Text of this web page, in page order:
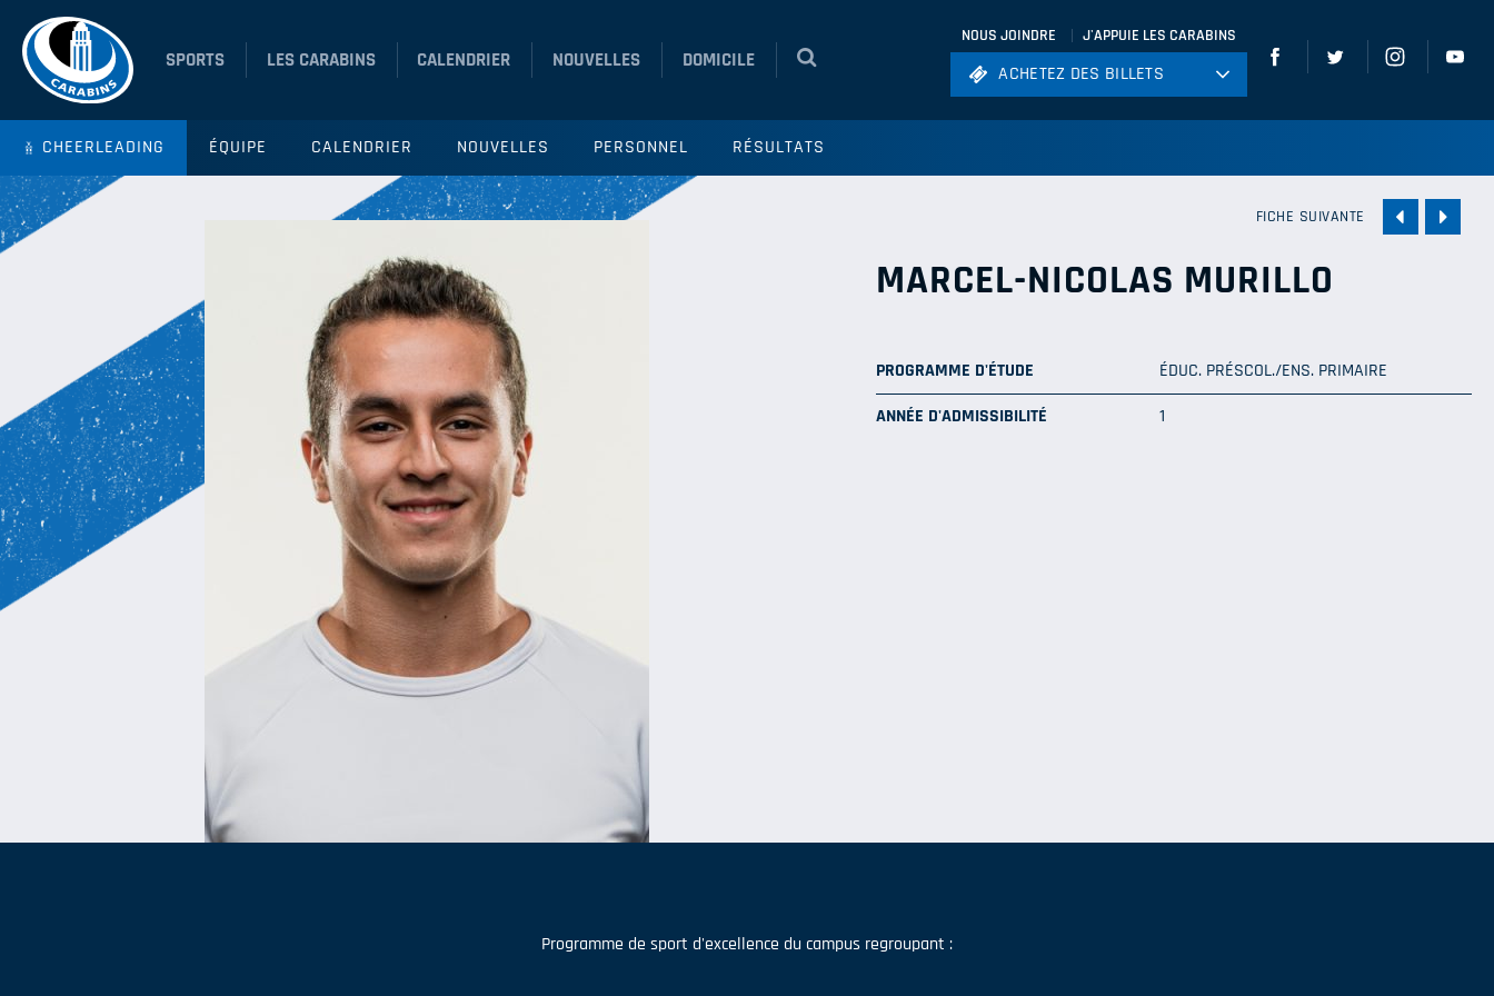
SPORTS LES CARABINS CALENDRIER NOUVELLES DOMICILE
NOUS JOINDRE J'APPUIE LES CARABINS
ACHETEZ DES BILLETS
Volleyball
ACHETEZ DES BILLETS
CHEERLEADING ÉQUIPE CALENDRIER NOUVELLES PERSONNEL RÉSULTATS
FICHE SUIVANTE
MARCEL-NICOLAS MURILLO
PROGRAMME D'ÉTUDE
ÉDUC. PRÉSCOL./ENS. PRIMAIRE
ANNÉE D'ADMISSIBILITÉ
1
Programme de sport d'excellence du campus regroupant :